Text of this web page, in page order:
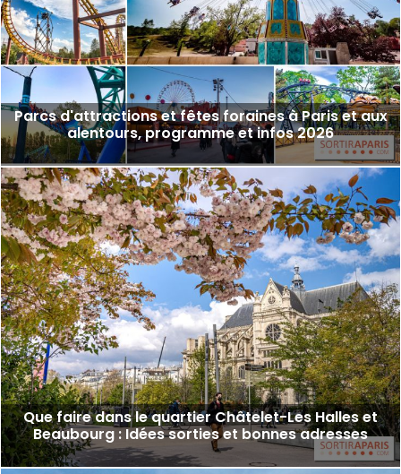
Parcs d'attractions et fêtes foraines à Paris et aux
alentours, programme et infos 2026
Que faire dans le quartier Châtelet-Les Halles et
Beaubourg : Idées sorties et bonnes adresses